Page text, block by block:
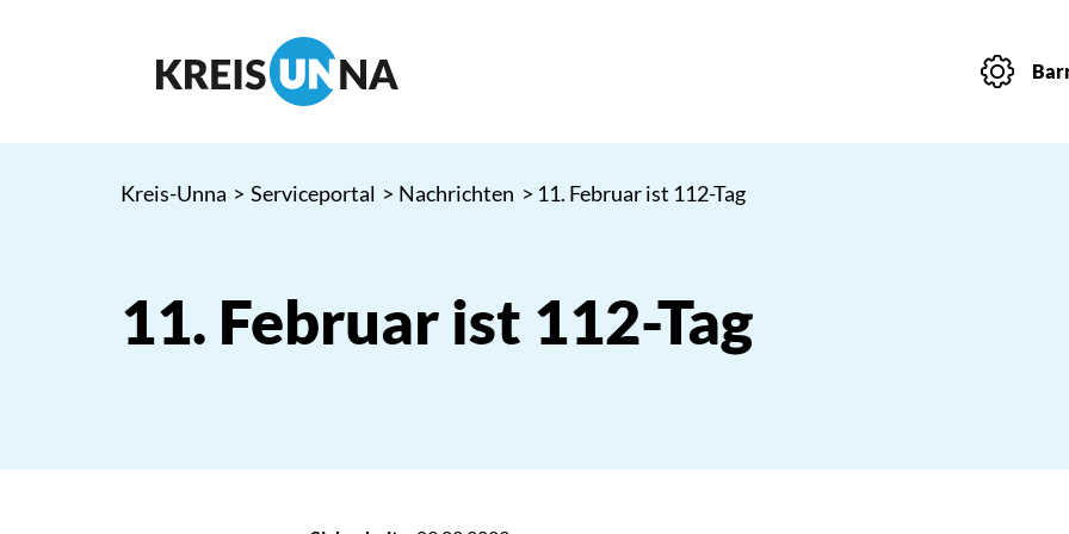
Kreis-Unna > Serviceportal > Nachrichten > 11. Februar ist 112-Tag
11. Februar ist 112-Tag